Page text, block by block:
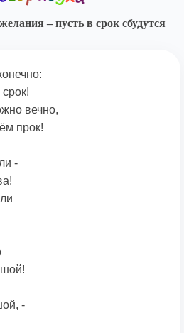
– пусть в срок сбудутся
вечно,
прок!
-
-